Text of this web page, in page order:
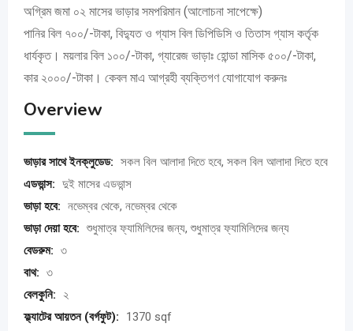
অগ্রিম জমা ০২ মাসের ভাড়ার সমপরিমান (আলোচনা সাপেক্ষে)
পানির বিল ৭০০/-টাকা, বিদ্যুত ও গ্যাস বিল ডিপিডিসি ও তিতাস গ্যাস কর্তৃক
ধার্যকৃত। ময়লার বিল ১০০/-টাকা, গ্যারেজ ভাড়াঃ হোন্ডা মাসিক ৫০০/-টাকা,
কার ২০০০/-টাকা। কেবল মাএ আগ্রহী ব্যক্তিগণ যোগাযোগ করুনঃ
Overview
ভাড়ার সাথে ইনক্লুডেড: সকল বিল আলাদা দিতে হবে, সকল বিল আলাদা দিতে হবে
এডভান্স: দুই মাসের এডভান্স
ভাড়া হবে: নভেম্বর থেকে, নভেম্বর থেকে
ভাড়া দেয়া হবে: শুধুমাত্র ফ্যামিলিদের জন্য, শুধুমাত্র ফ্যামিলিদের জন্য
বেডরুম: ৩
বাথ: ৩
বেলকুনি:
২
ফ্ল্যাটের আয়তন (বর্গফুট):
1370 sqf